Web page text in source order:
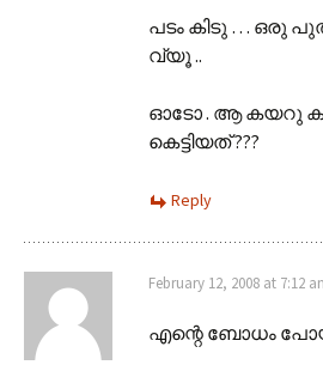
പടം കിടു … ഒരു
വ്യൂ ..
ഓടോ . ആ കയറു
കെട്ടിയത് ???
Reply
February 12, 2008 at 7:12
എന്റെ ബോധം